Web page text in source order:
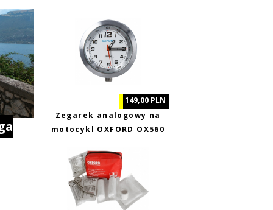
149,00 PLN
Zegarek analogowy na
motocykl OXFORD OX560